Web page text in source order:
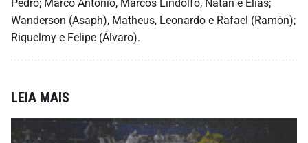
Pedro; Marco Antônio, Marcos Lindolfo, Natan e Elias;
Wanderson (Asaph), Matheus, Leonardo e Rafael (Ramón);
Riquelmy e Felipe (Álvaro).
LEIA MAIS